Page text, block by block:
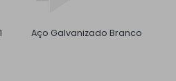
Aço Galvanizado Branco